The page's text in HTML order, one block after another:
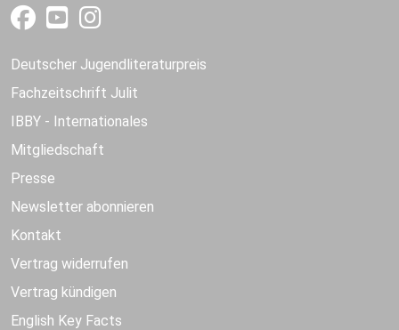
Deutscher Jugendliteraturpreis
Fachzeitschrift Julit
IBBY - Internationales
Mitgliedschaft
Presse
Newsletter abonnieren
Kontakt
Vertrag widerrufen
Vertrag kündigen
English Key Facts